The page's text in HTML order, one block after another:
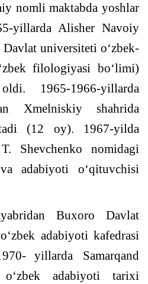
nomli maktabda yoshlar
yillarda Alisher Navoiy
universiteti o‘zbek-
filologiyasi bo‘limi)
1965-1966-yillarda
Xmelniskiy shahrida
(12 oy). 1967-yilda
Shevchenko nomidagi
adabiyoti o‘qituvchisi
Buxoro Davlat
zbek adabiyoti kafedrasi
-
yillarda Samarqand
o‘zbek adabiyoti tarixi